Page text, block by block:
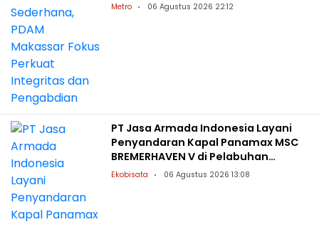
Metro 06 Agustus 2026 22:12
PT Jasa Armada Indonesia Layani
Penyandaran Kapal Panamax MSC
BREMERHAVEN V di Pelabuhan
Patimban
Ekobisata 06 Agustus 2026 13:08